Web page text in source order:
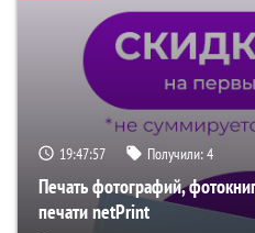
19:47:55 Получили:4
Печать фотографий,
печати netPrint